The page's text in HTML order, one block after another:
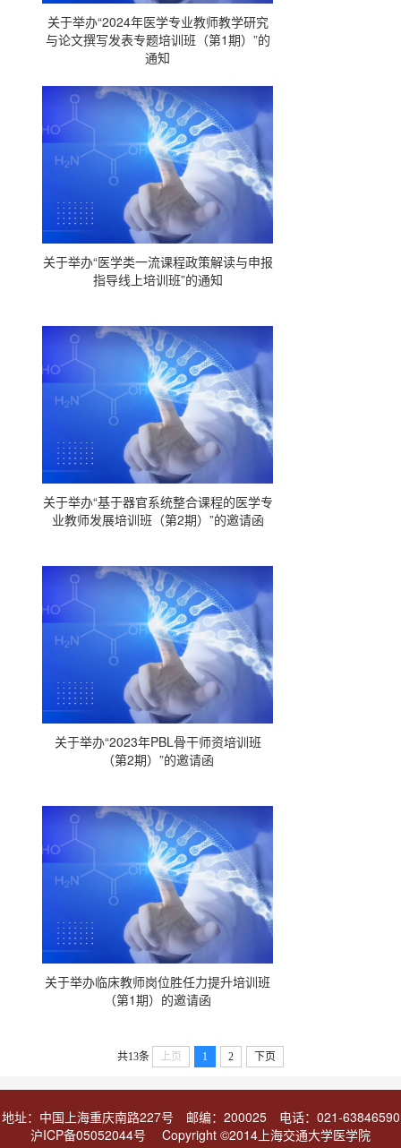
关于举办“2024年医学专业教师教学研究
与论文撰写发表专题培训班（第1期）”的
通知
关于举办“医学类一流课程政策解读与申报
指导线上培训班”的通知
关于举办“基于器官系统整合课程的医学专
业教师发展培训班（第2期）”的邀请函
关于举办“2023年PBL骨干师资培训班
（第2期）”的邀请函
关于举办临床教师岗位胜任力提升培训班
（第1期）的邀请函
共13条 上页 1 2 下页
地址：中国上海重庆南路227号 邮编：200025 电话：021-63846590
沪ICP备05052044号 Copyright ©2014上海交通大学医学院